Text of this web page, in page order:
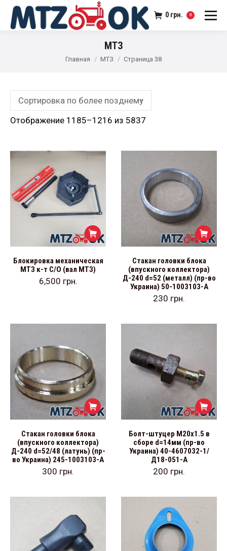
0 грн. 0
МТЗ
Главная МТЗ Страница 38
Отображение 1185–1216 из 5837
Блокировка механическая
МТЗ к-т С/О (вал МТЗ)
6,500 грн.
Стакан головки блока
(впускного коллектора)
Д-240 d=52 (металл) (пр-во
Украина) 50-1003103-А
230 грн.
Стакан головки блока
(впускного коллектора)
Д-240 d=52/48 (латунь) (пр-
во Украина) 245-1003103-А
300 грн.
Болт-штуцер М20х1.5 в
сборе d=14мм (пр-во
Украина) 40-4607032-1/
Д18-051-А
200 грн.